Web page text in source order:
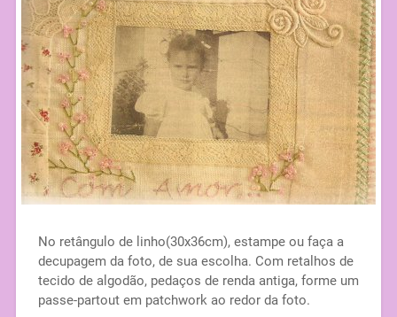
No retângulo de linho(30x36cm), estampe ou faça a
decupagem da foto, de sua escolha. Com retalhos de
tecido de algodão, pedaços de renda antiga, forme um
passe-partout em patchwork ao redor da foto.